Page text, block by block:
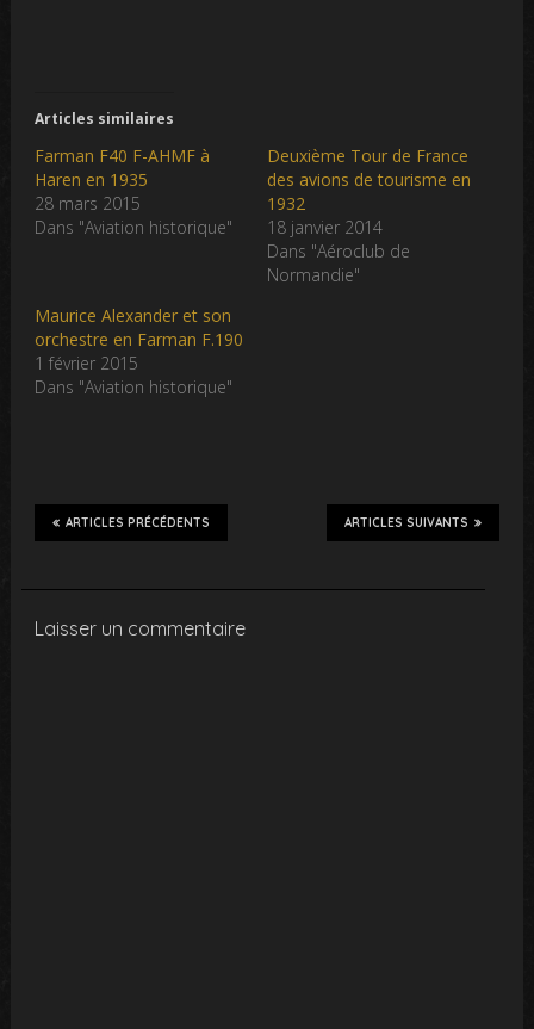
Articles similaires
Farman F40 F-AHMF à
Haren en 1935
28 mars 2015
Dans "Aviation historique"
Deuxième Tour de France
des avions de tourisme en
1932
18 janvier 2014
Dans "Aéroclub de
Normandie"
Maurice Alexander et son
orchestre en Farman F.190
1 février 2015
Dans "Aviation historique"
ARTICLES SUIVANTS
ARTICLES PRÉCÉDENTS
Laisser un commentaire